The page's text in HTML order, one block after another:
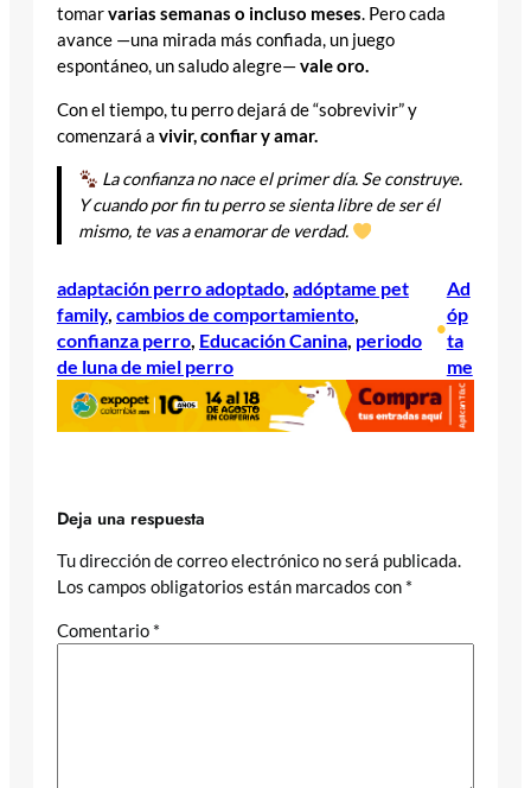
tomarvarias semanas o incluso meses. Pero cada
avance —una mirada más confiada, un juego
espontáneo, un saludo alegre—vale oro.
Con el tiempo, tu perro dejará de “sobrevivir” y
comenzará a vivir, confiar y amar.
La confianza no nace el primer día. Se construye.
Y cuando por fin tu perro se sienta libre de ser él
mismo, te vas a enamorar de verdad.
adaptación perro adoptado adóptame pet
family, cambios de comportamiento
confianza perro Educación Canina periodo
de luna de miel perro
•
Ad
óp
ta
me
Deja una respuesta
Tu dirección de correo electrónico no será publicada.
Los campos obligatorios están marcados con *
Comentario *